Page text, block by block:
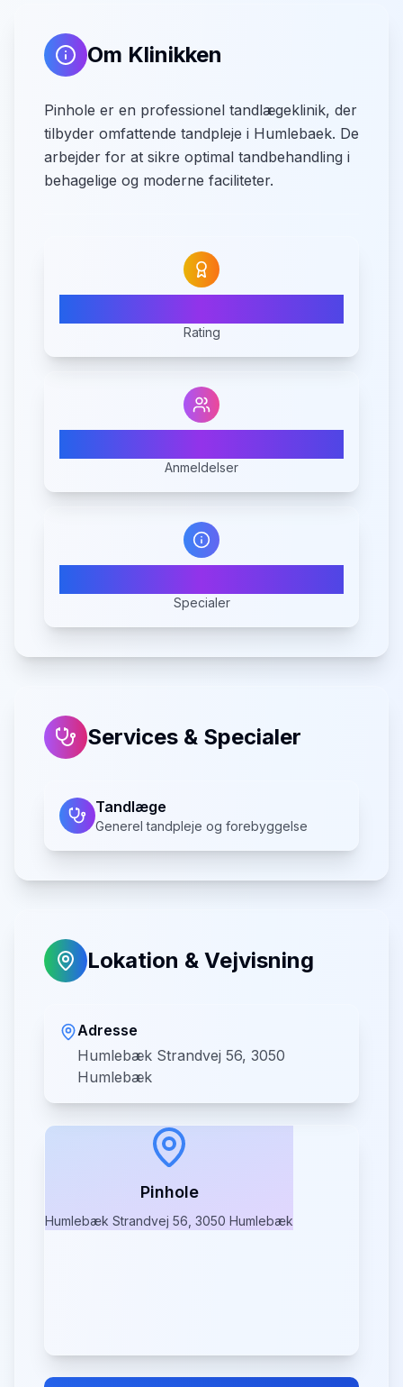
Om Klinikken
Pinhole er en professionel tandlægeklinik, der
tilbyder omfattende tandpleje i Humlebaek. De
arbejder for at sikre optimal tandbehandling i
behagelige og moderne faciliteter.
Rating
Anmeldelser
Specialer
Services & Specialer
Tandlæge
Generel tandpleje og forebyggelse
Lokation & Vejvisning
Adresse
Humlebæk Strandvej 56, 3050
Humlebæk
Pinhole
Humlebæk Strandvej 56, 3050 Humlebæk